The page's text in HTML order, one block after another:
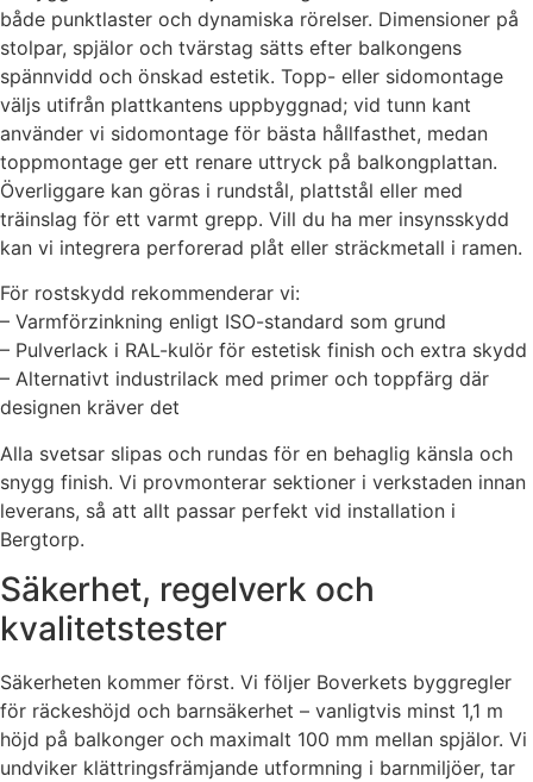
både punktlaster och dynamiska rörelser. Dimensioner på
stolpar, spjälor och tvärstag sätts efter balkongens
spännvidd och önskad estetik. Topp- eller sidomontage
väljs utifrån plattkantens uppbyggnad; vid tunn kant
använder vi sidomontage för bästa hållfasthet, medan
toppmontage ger ett renare uttryck på balkongplattan.
Överliggare kan göras i rundstål, plattstål eller med
träinslag för ett varmt grepp. Vill du ha mer insynsskydd
kan vi integrera perforerad plåt eller sträckmetall i ramen.
För rostskydd rekommenderar vi:
– Varmförzinkning enligt ISO-standard som grund
– Pulverlack i RAL-kulör för estetisk finish och extra skydd
– Alternativt industrilack med primer och toppfärg där
designen kräver det
Alla svetsar slipas och rundas för en behaglig känsla och
snygg finish. Vi provmonterar sektioner i verkstaden innan
leverans, så att allt passar perfekt vid installation i
Bergtorp.
Säkerhet, regelverk och
kvalitetstester
Säkerheten kommer först. Vi följer Boverkets byggregler
för räckeshöjd och barnsäkerhet – vanligtvis minst 1,1 m
höjd på balkonger och maximalt 100 mm mellan spjälor. Vi
undviker klättringsfrämjande utformning i barnmiljöer, tar